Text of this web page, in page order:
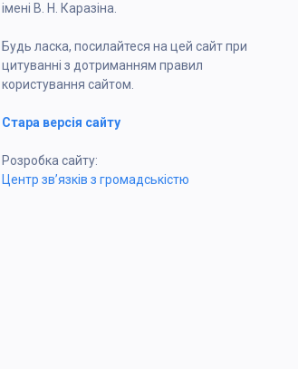
імені В. Н. Каразіна.
Будь ласка, посилайтеся на цей сайт при
цитуванні з дотриманням правил
користування сайтом.
Стара версія сайту
Розробка сайту:
Центр зв’язків з громадськістю